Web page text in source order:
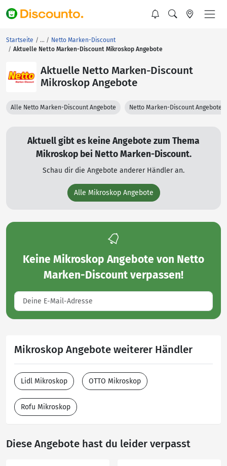
Startseite
Netto Marken-Discount
Aktuelle Netto Marken-Discount Mikroskop Angebote
Aktuelle Netto Marken-Discount
Mikroskop Angebote
Alle Netto Marken-Discount Angebote Netto Marken-Discount Angebote
Aktuell gibt es keine Angebote zum Thema
Mikroskop bei Netto Marken-Discount.
Schau dir die Angebote anderer Händler an.
Alle Mikroskop Angebote
Keine Mikroskop Angebote von Netto
Marken-Discountverpassen!
Mikroskop Angebote weiterer Händler
Lidl Mikroskop OTTO Mikroskop
Rofu Mikroskop
Diese Angebote hast du leider verpasst